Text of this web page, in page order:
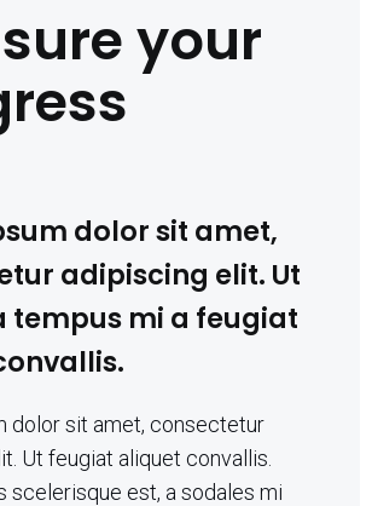
your
dolor sit amet,
adipiscing elit. Ut
tempus mi a feugiat
dolor sit amet, consectetur
Ut feugiat aliquet convallis.
scelerisque est, a sodales mi